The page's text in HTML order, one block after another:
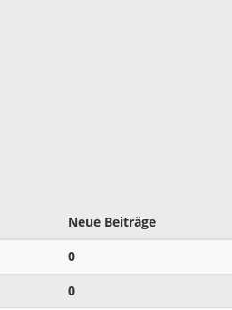
Neue Beiträge
0
0